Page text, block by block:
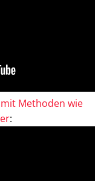
Methoden wie
: